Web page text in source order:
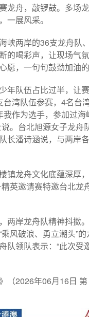
龙舟，敲锣鼓。多场
一展风采。
峡两岸的36支龙舟队
的喝彩声，让现场气
愿，一句句鼓劲加油
年队伍占比过半，让
湾队伍参赛，4名台
我作为选手，参加过
。台北旭源女子龙
长潘诗涵说，与两岸
镇龙舟文化底蕴深厚
英邀请赛特邀台北
两岸龙舟队精神抖擞
风破浪、勇立潮头”
队领队表示：“此次
（2026年06月16日 第